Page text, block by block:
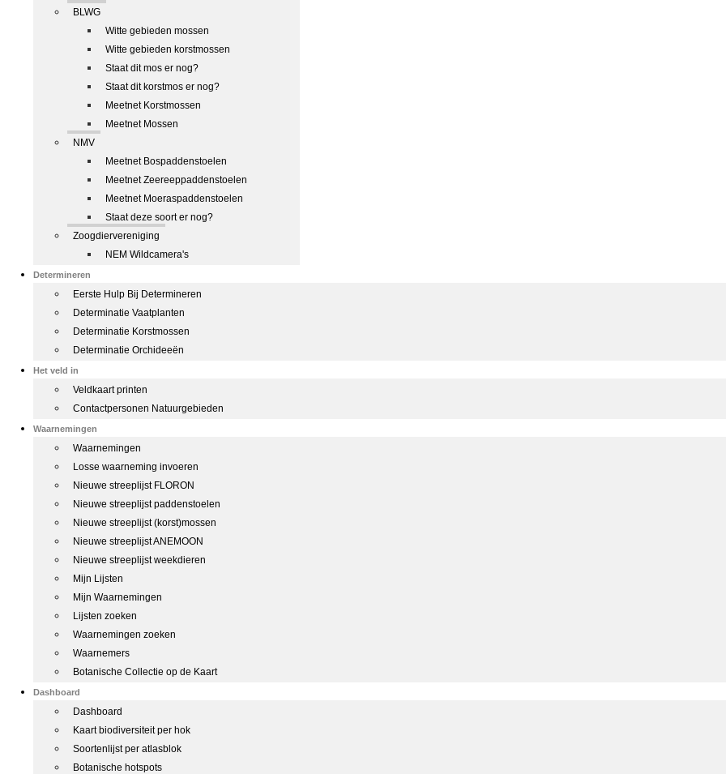
BLWG
Witte gebieden mossen
Witte gebieden korstmossen
Staat dit mos er nog?
Staat dit korstmos er nog?
Meetnet Korstmossen
Meetnet Mossen
NMV
Meetnet Bospaddenstoelen
Meetnet Zeereeppaddenstoelen
Meetnet Moeraspaddenstoelen
Staat deze soort er nog?
Zoogdiervereniging
NEM Wildcamera's
Determineren
Eerste Hulp Bij Determineren
Determinatie Vaatplanten
Determinatie Korstmossen
Determinatie Orchideeën
Het veld in
Veldkaart printen
Contactpersonen Natuurgebieden
Waarnemingen
Waarnemingen
Losse waarneming invoeren
Nieuwe streeplijst FLORON
Nieuwe streeplijst paddenstoelen
Nieuwe streeplijst (korst)mossen
Nieuwe streeplijst ANEMOON
Nieuwe streeplijst weekdieren
Mijn Lijsten
Mijn Waarnemingen
Lijsten zoeken
Waarnemingen zoeken
Waarnemers
Botanische Collectie op de Kaart
Dashboard
Dashboard
Kaart biodiversiteit per hok
Soortenlijst per atlasblok
Botanische hotspots